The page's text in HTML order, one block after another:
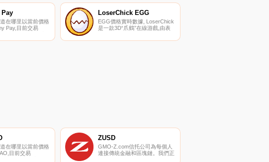
在哪里以當前價格
Pay,目前交易
Binance、
LoserChick EGG
EGG價格實時數據, LoserChick
是一款3D“爪鶴”在線游戲,由表
用、高度可玩且經過驗證的功
在哪里以當前價格
目前交易
ZUSD
GMO-Z.com信托公司為每個人
連接傳統金融和區塊鏈。我們正